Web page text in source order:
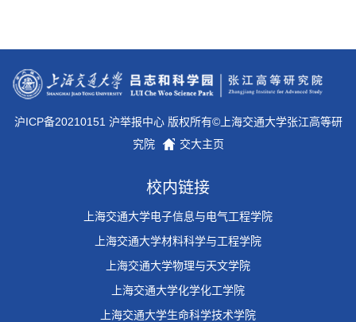
沪ICP备20210151 沪举报中心 版权所有©上海交通大学张江高等研
究院
交大主页
校内链接
上海交通大学电子信息与电气工程学院
上海交通大学材料科学与工程学院
上海交通大学物理与天文学院
上海交通大学化学化工学院
上海交通大学生命科学技术学院